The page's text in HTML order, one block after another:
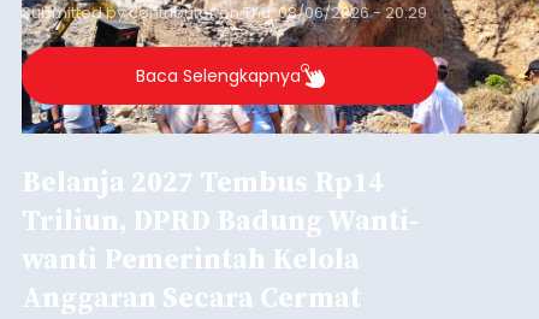
Submitted bycontributoronThu, 08/06/2026 - 20:29
Baca Selengkapnya
Belanja 2027 Tembus Rp14
Triliun, DPRD Badung Wanti-
wanti Pemerintah Kelola
Anggaran Secara Cermat